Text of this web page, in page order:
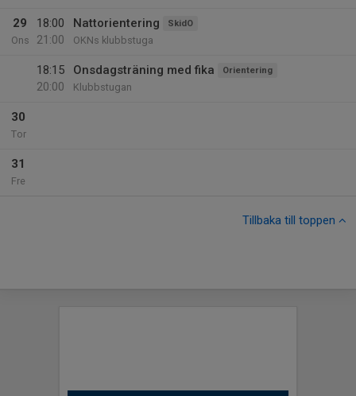
29
Ons
18:00
21:00
Nattorientering SkidO
OKNs klubbstuga
18:15
20:00
Onsdagsträning med fika Orientering
Klubbstugan
30
Tor
31
Fre
Tillbaka till toppen